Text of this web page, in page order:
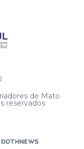
de Mato
reservados